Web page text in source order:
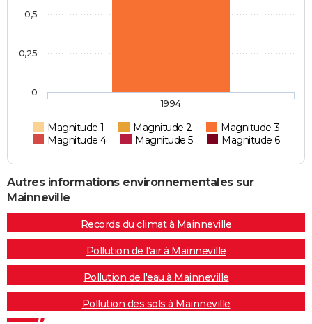
Magnitude 1 Magnitude 2
Magnitude 3
Magnitude 4
Magnitude 5 Magnitude 6
1994
0
0,25
0,5
Autres informations environnementales sur
Mainneville
Records du climat à Mainneville
Pollution de l'air à Mainneville
Pollution de l'eau à Mainneville
Pollution des sols à Mainneville